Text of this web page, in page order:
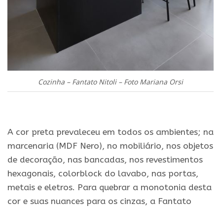
Cozinha – Fantato Nitoli – Foto Mariana Orsi
A cor preta prevaleceu em todos os ambientes; na
marcenaria (MDF Nero), no mobiliário, nos objetos
de decoração, nas bancadas, nos revestimentos
hexagonais, colorblock do lavabo, nas portas,
metais e eletros. Para quebrar a monotonia desta
cor e suas nuances para os cinzas, a Fantato